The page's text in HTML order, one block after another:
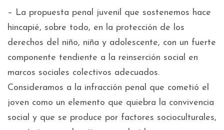
– La propuesta penal juvenil que sostenemos hace
hincapié, sobre todo, en la protección de los
derechos del niño, niña y adolescente, con un fuerte
componente tendiente a la reinserción social en
marcos sociales colectivos adecuados.
Consideramos a la infracción penal que cometió el
joven como un elemento que quiebra la convivencia
social y que se produce por factores socioculturales,